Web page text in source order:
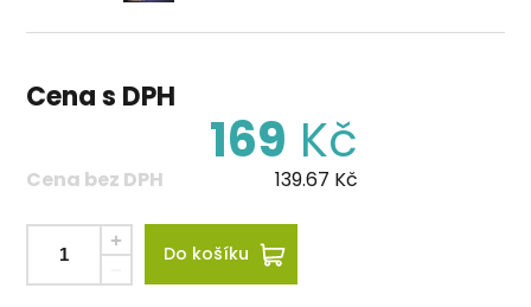
Cena s DPH
169 Kč
Cena bez DPH 139.67 Kč
Do košíku